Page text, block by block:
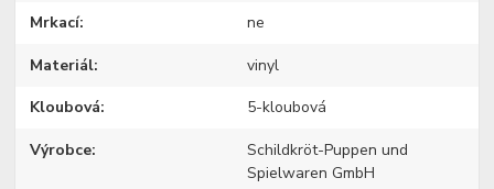
Mrkací ne
Materiál vinyl
Kloubová 5-kloubová
Výrobce
Schildkröt-Puppen und
Spielwaren GmbH